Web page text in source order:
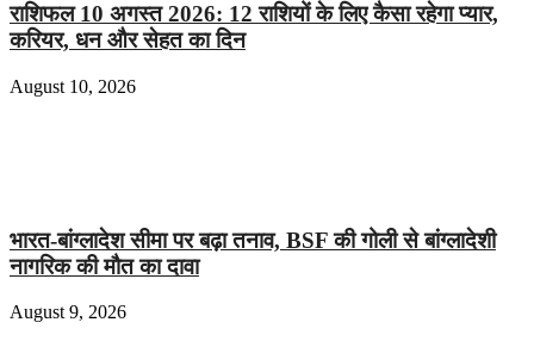
राशिफल 10 अगस्त 2026: 12 राशियों के लिए कैसा रहेगा प्यार,
करियर, धन और सेहत का दिन
August 10, 2026
भारत-बांग्लादेश सीमा पर बढ़ा तनाव, BSF की गोली से बांग्लादेशी
नागरिक की मौत का दावा
August 9, 2026